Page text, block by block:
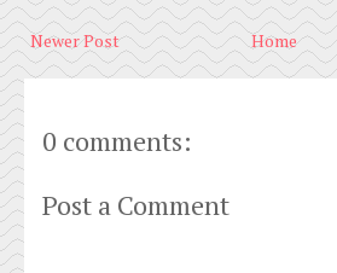
Newer Post Home
0 comments:
Post a Comment